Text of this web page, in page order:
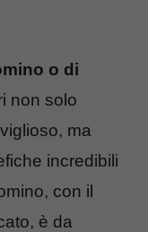
o di
non solo
ma
incredibili
con il
è da